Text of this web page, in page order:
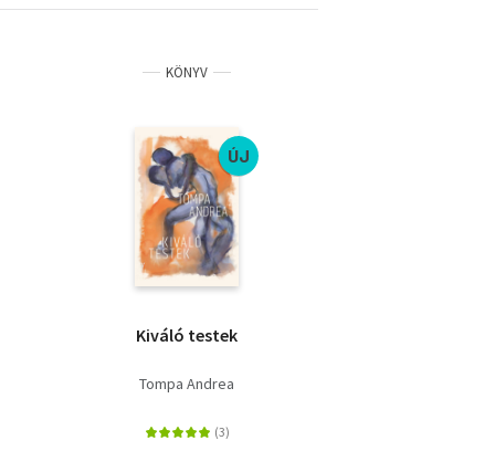
KÖNYV
ÚJ
Kiváló testek
Tompa Andrea